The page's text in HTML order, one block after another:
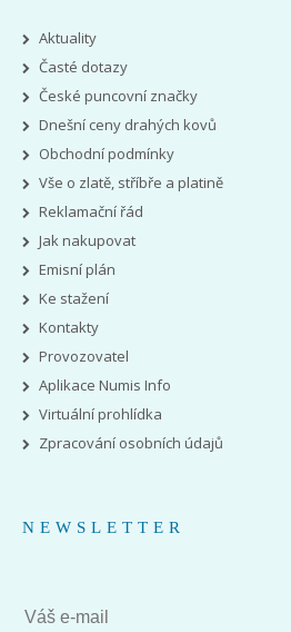
Aktuality
Časté dotazy
České puncovní značky
Dnešní ceny drahých kovů
Obchodní podmínky
Vše o zlatě, stříbře a platině
Reklamační řád
Jak nakupovat
Emisní plán
Ke stažení
Kontakty
Provozovatel
Aplikace Numis Info
Virtuální prohlídka
Zpracování osobních údajů
NEWSLETTER